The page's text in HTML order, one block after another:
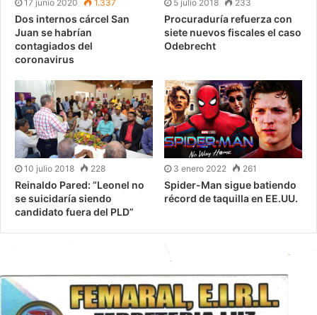
17 junio 2020 1.337
Dos internos cárcel San
Juan se habrían
contagiados del
coronavirus
5 julio 2018 233
Procuraduría refuerza con
siete nuevos fiscales el caso
Odebrecht
10 julio 2018 228
Reinaldo Pared: “Leonel no
se suicidaría siendo
candidato fuera del PLD”
3 enero 2022 261
Spider-Man sigue batiendo
récord de taquilla en EE.UU.